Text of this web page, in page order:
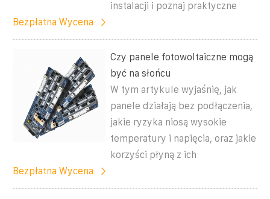
instalacji i poznaj praktyczne
Bezpłatna Wycena
Czy panele fotowoltaiczne mogą
być na słońcu
W tym artykule wyjaśnię, jak
panele działają bez podłączenia,
jakie ryzyka niosą wysokie
temperatury i napięcia, oraz jakie
korzyści płyną z ich
Bezpłatna Wycena